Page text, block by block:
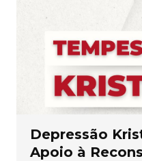
Depressão
Apoio à